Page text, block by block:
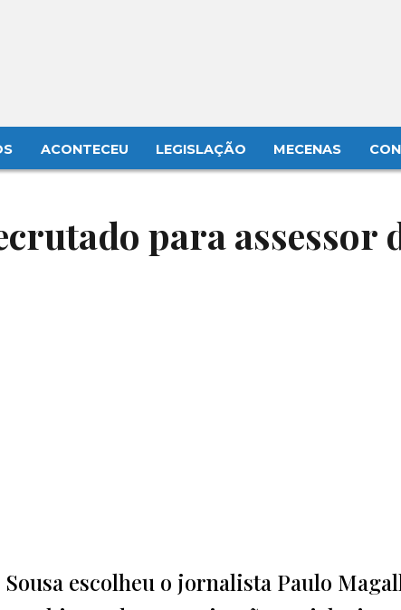
ACONTECEU LEGISLAÇÃO MECENAS
para assessor
escolheu o jornalista Paulo